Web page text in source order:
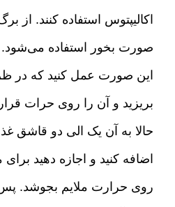
اکالیپتوس استفاده کنند. از
صورت بخور استفاده می‌شود.
این صورت عمل کنید که در
بریزید و آن را روی حرات
حالا به آن یک الی دو قاشق
اضافه کنید و اجازه دهید
روی حرارت ملایم بجوشد.